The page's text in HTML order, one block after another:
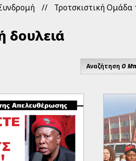
Τροτσκιστική Ομάδα
δουλειά
ΑναζήτησηΟ